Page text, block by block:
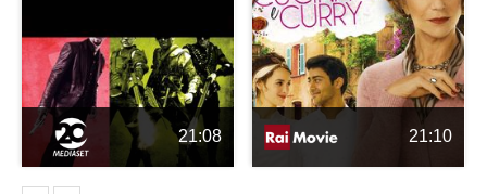
21:08 21:10